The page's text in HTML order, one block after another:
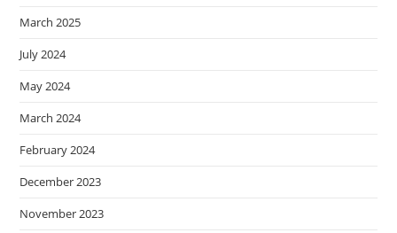
March 2025
July 2024
May 2024
March 2024
February 2024
December 2023
November 2023